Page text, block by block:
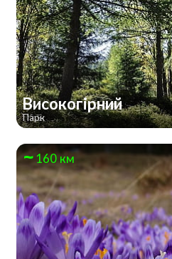
Високогірний
Парк
160 км